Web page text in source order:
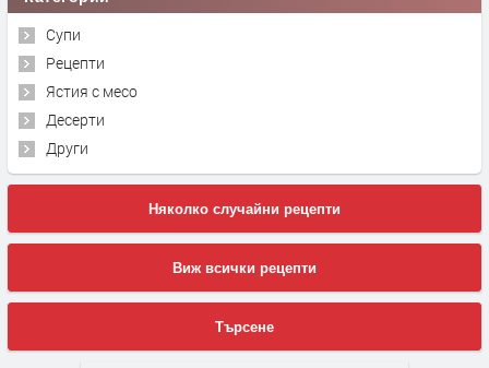
Супи
Рецепти
Ястия с месо
Десерти
Други
Няколко случайни рецепти
Виж всички рецепти
Търсене